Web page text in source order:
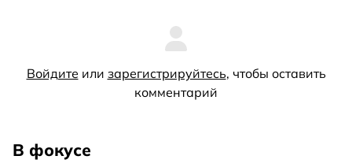
Войдите или зарегистрируйтесь, чтобы оставить
комментарий
В фокусе